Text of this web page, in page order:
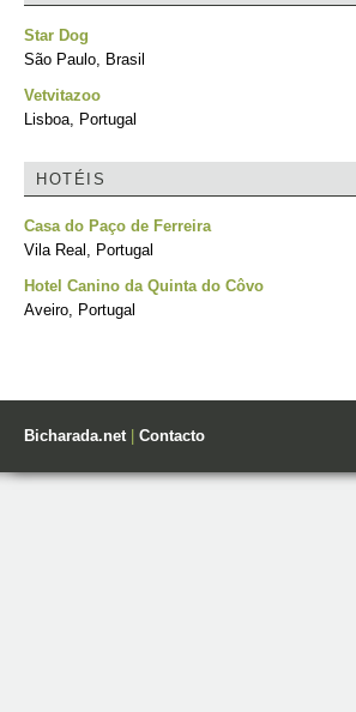
Star Dog
São Paulo, Brasil
Vetvitazoo
Lisboa, Portugal
HOTÉIS
Casa do Paço de Ferreira
Vila Real, Portugal
Hotel Canino da Quinta do Côvo
Aveiro, Portugal
Bicharada.net| Contacto